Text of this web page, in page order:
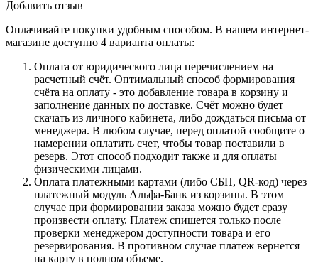
Добавить отзыв
Оплачивайте покупки удобным способом. В нашем интернет-
магазине доступно 4 варианта оплаты:
Оплата от юридического лица перечислением на
расчетный счёт. Оптимальный способ формирования
счёта на оплату - это добавление товара в корзину и
заполнение данных по доставке. Счёт можно будет
скачать из личного кабинета, либо дождаться письма от
менеджера. В любом случае, перед оплатой сообщите о
намерении оплатить счет, чтобы товар поставили в
резерв. Этот способ подходит также и для оплаты
физическими лицами.
Оплата платежными картами (либо СБП, QR-код) через
платежный модуль Альфа-Банк из корзины. В этом
случае при формировании заказа можно будет сразу
произвести оплату. Платеж спишется только после
проверки менеджером доступности товара и его
резервирования. В противном случае платеж вернется
на карту в полном объеме.